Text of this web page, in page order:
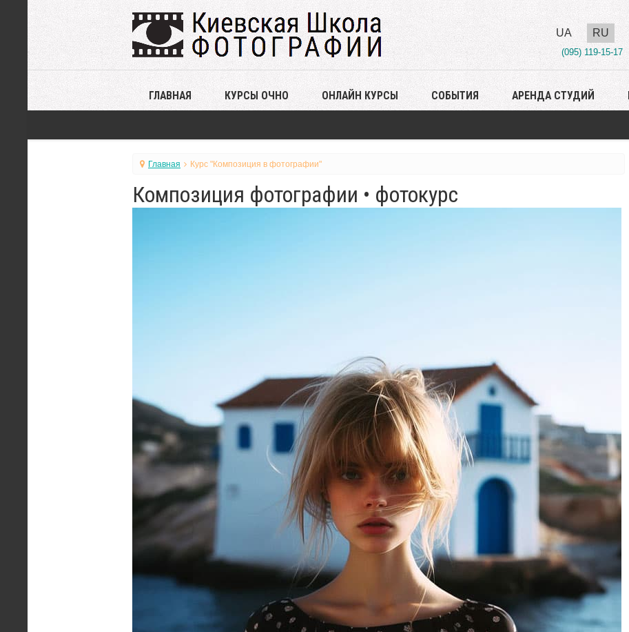
UA RU
(095) 119-15-17
ГЛАВНАЯ КУРСЫ ОЧНО ОНЛАЙН КУРСЫ СОБЫТИЯ АРЕНДА СТУДИЙ
Главная Курс "Композиция в фотографии"
Композиция фотографии • фотокурс